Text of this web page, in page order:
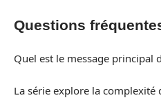
Questions
Quel est le message principal
La série explore la